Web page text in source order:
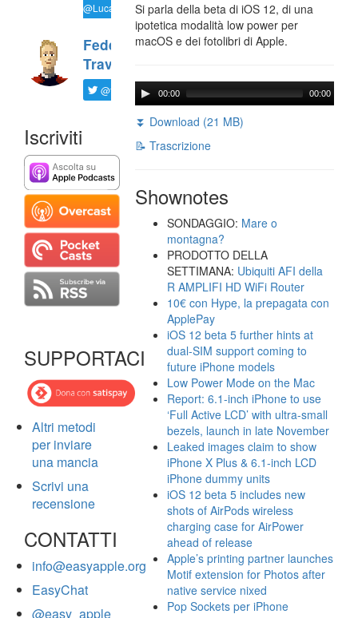
@LucaTNT
Federico
Travaini
@ftrava
Iscriviti
SUPPORTACI
Altri metodi
per inviare
una mancia
Scrivi una
recensione
CONTATTI
info@easyapple.org
EasyChat
@easy_apple
Si parla della beta di iOS 12, di una
ipotetica modalità low power per
macOS e dei fotolibri di Apple.
00:00 00:00
⏬ Download (21 MB)
📝 Trascrizione
Shownotes
SONDAGGIO: Mare o
montagna?
PRODOTTO DELLA
SETTIMANA: Ubiquiti AFI della
R AMPLIFI HD WiFi Router
10€ con Hype, la prepagata con
ApplePay
iOS 12 beta 5 further hints at
dual-SIM support coming to
future iPhone models
Low Power Mode on the Mac
Report: 6.1-inch iPhone to use
‘Full Active LCD’ with ultra-small
bezels, launch in late November
Leaked images claim to show
iPhone X Plus & 6.1-inch LCD
iPhone dummy units
iOS 12 beta 5 includes new
shots of AirPods wireless
charging case for AirPower
ahead of release
Apple’s printing partner launches
Motif extension for Photos after
native service nixed
Pop Sockets per iPhone